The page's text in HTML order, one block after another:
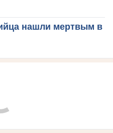
нашли мертвым в